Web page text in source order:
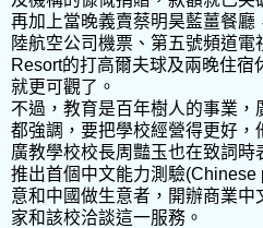
再加上當晚義賣蔡明昊藍薑餐廳
陸航空公司機票、第五號頻道
Resort的打高爾夫球及兩晚住
就更可觀了。
不過，教育是百年樹人的事業，
都強調，要把學校經營得更好，
廣教學校校長周豔玉也在致詞時
推出首個中文能力測驗(Chinese
意和中國做生意者，開辦商業
家和該校洽談這一服務。